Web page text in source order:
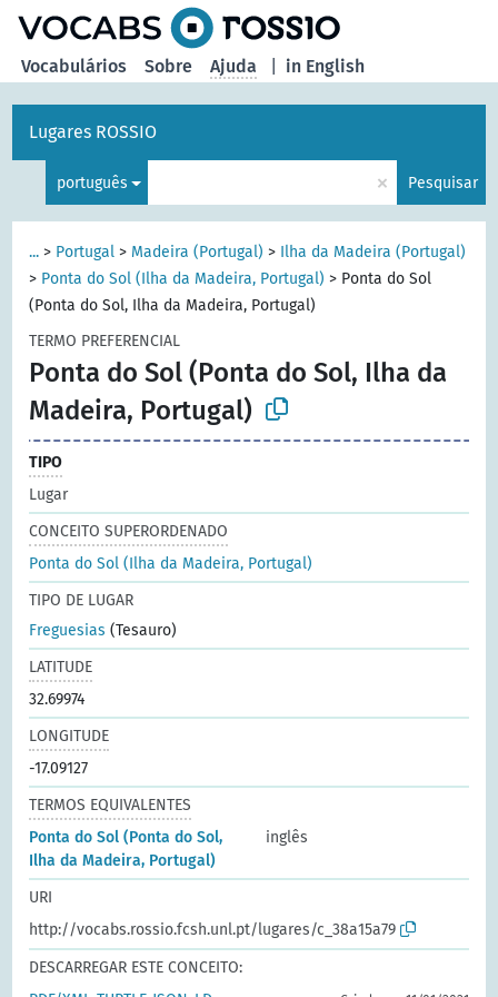
in English
Vocabulários Sobre Ajuda
Lugares ROSSIO
português × Pesquisar
... > Portugal > Madeira (Portugal) > Ilha da Madeira (Portugal)
> Ponta do Sol (Ilha da Madeira, Portugal) > Ponta do Sol
(Ponta do Sol, Ilha da Madeira, Portugal)
TERMO PREFERENCIAL
Ponta do Sol (Ponta do Sol, Ilha da
Madeira, Portugal)
TIPO
Lugar
CONCEITO SUPERORDENADO
Ponta do Sol (Ilha da Madeira, Portugal)
TIPO DE LUGAR
Freguesias (Tesauro)
LATITUDE
32.69974
LONGITUDE
-17.09127
TERMOS EQUIVALENTES
Ponta do Sol (Ponta do Sol,
Ilha da Madeira, Portugal)
inglês
URI
http://vocabs.rossio.fcsh.unl.pt/lugares/c_38a15a79
DESCARREGAR ESTE CONCEITO: